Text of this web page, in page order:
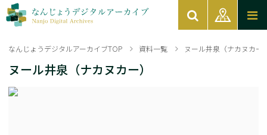
なんじょうデジタルアーカイブTOP 資料一覧 ヌール井泉（ナカヌカー
ヌール井泉（ナカヌカー）